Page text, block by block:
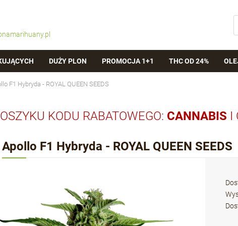
DUŻY PLON PROMOCJA 1+1 THC OD 24%
F1 Hybryda - ROYAL QUEEN SEEDS
KODU RABATOWEGO: CANNABIS I
Apollo F1 Hybryda - ROYAL QUEEN SEEDS